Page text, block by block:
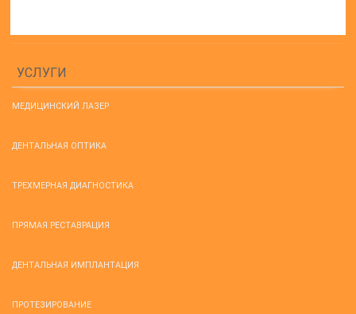
УСЛУГИ
МЕДИЦИНСКИЙ ЛАЗЕР
ДЕНТАЛЬНАЯ ОПТИКА
ТРЕХМЕРНАЯ ДИАГНОСТИКА
ПРЯМАЯ РЕСТАВРАЦИЯ
ДЕНТАЛЬНАЯ ИМПЛАНТАЦИЯ
ПРОТЕЗИРОВАНИЕ